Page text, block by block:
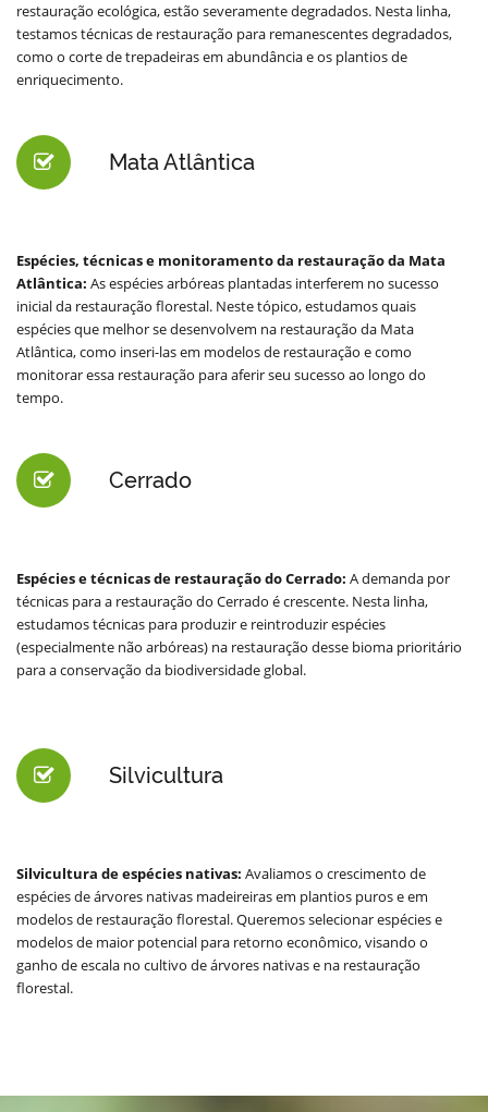
restauração ecológica, estão severamente degradados. Nesta linha,
testamos técnicas de restauração para remanescentes degradados,
como o corte de trepadeiras em abundância e os plantios de
enriquecimento.
Mata Atlântica
Espécies, técnicas e monitoramento da restauração da Mata
Atlântica: As espécies arbóreas plantadas interferem no sucesso
inicial da restauração florestal. Neste tópico, estudamos quais
espécies que melhor se desenvolvem na restauração da Mata
Atlântica, como inseri-las em modelos de restauração e como
monitorar essa restauração para aferir seu sucesso ao longo do
tempo.
Cerrado
Espécies e técnicas de restauração do Cerrado: A demanda por
técnicas para a restauração do Cerrado é crescente. Nesta linha,
estudamos técnicas para produzir e reintroduzir espécies
(especialmente não arbóreas) na restauração desse bioma prioritário
para a conservação da biodiversidade global.
Silvicultura
Silvicultura de espécies nativas: Avaliamos o crescimento de
espécies de árvores nativas madeireiras em plantios puros e em
modelos de restauração florestal. Queremos selecionar espécies e
modelos de maior potencial para retorno econômico, visando o
ganho de escala no cultivo de árvores nativas e na restauração
florestal.